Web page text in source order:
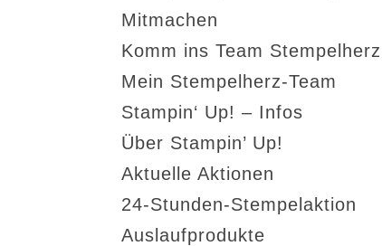
Mitmachen
Komm ins Team
Mein Stempelherz-Team
Stampin‘ Up! – Infos
Über Stampin’ Up!
Aktuelle Aktionen
24-Stunden-Stempelaktion
Auslaufprodukte